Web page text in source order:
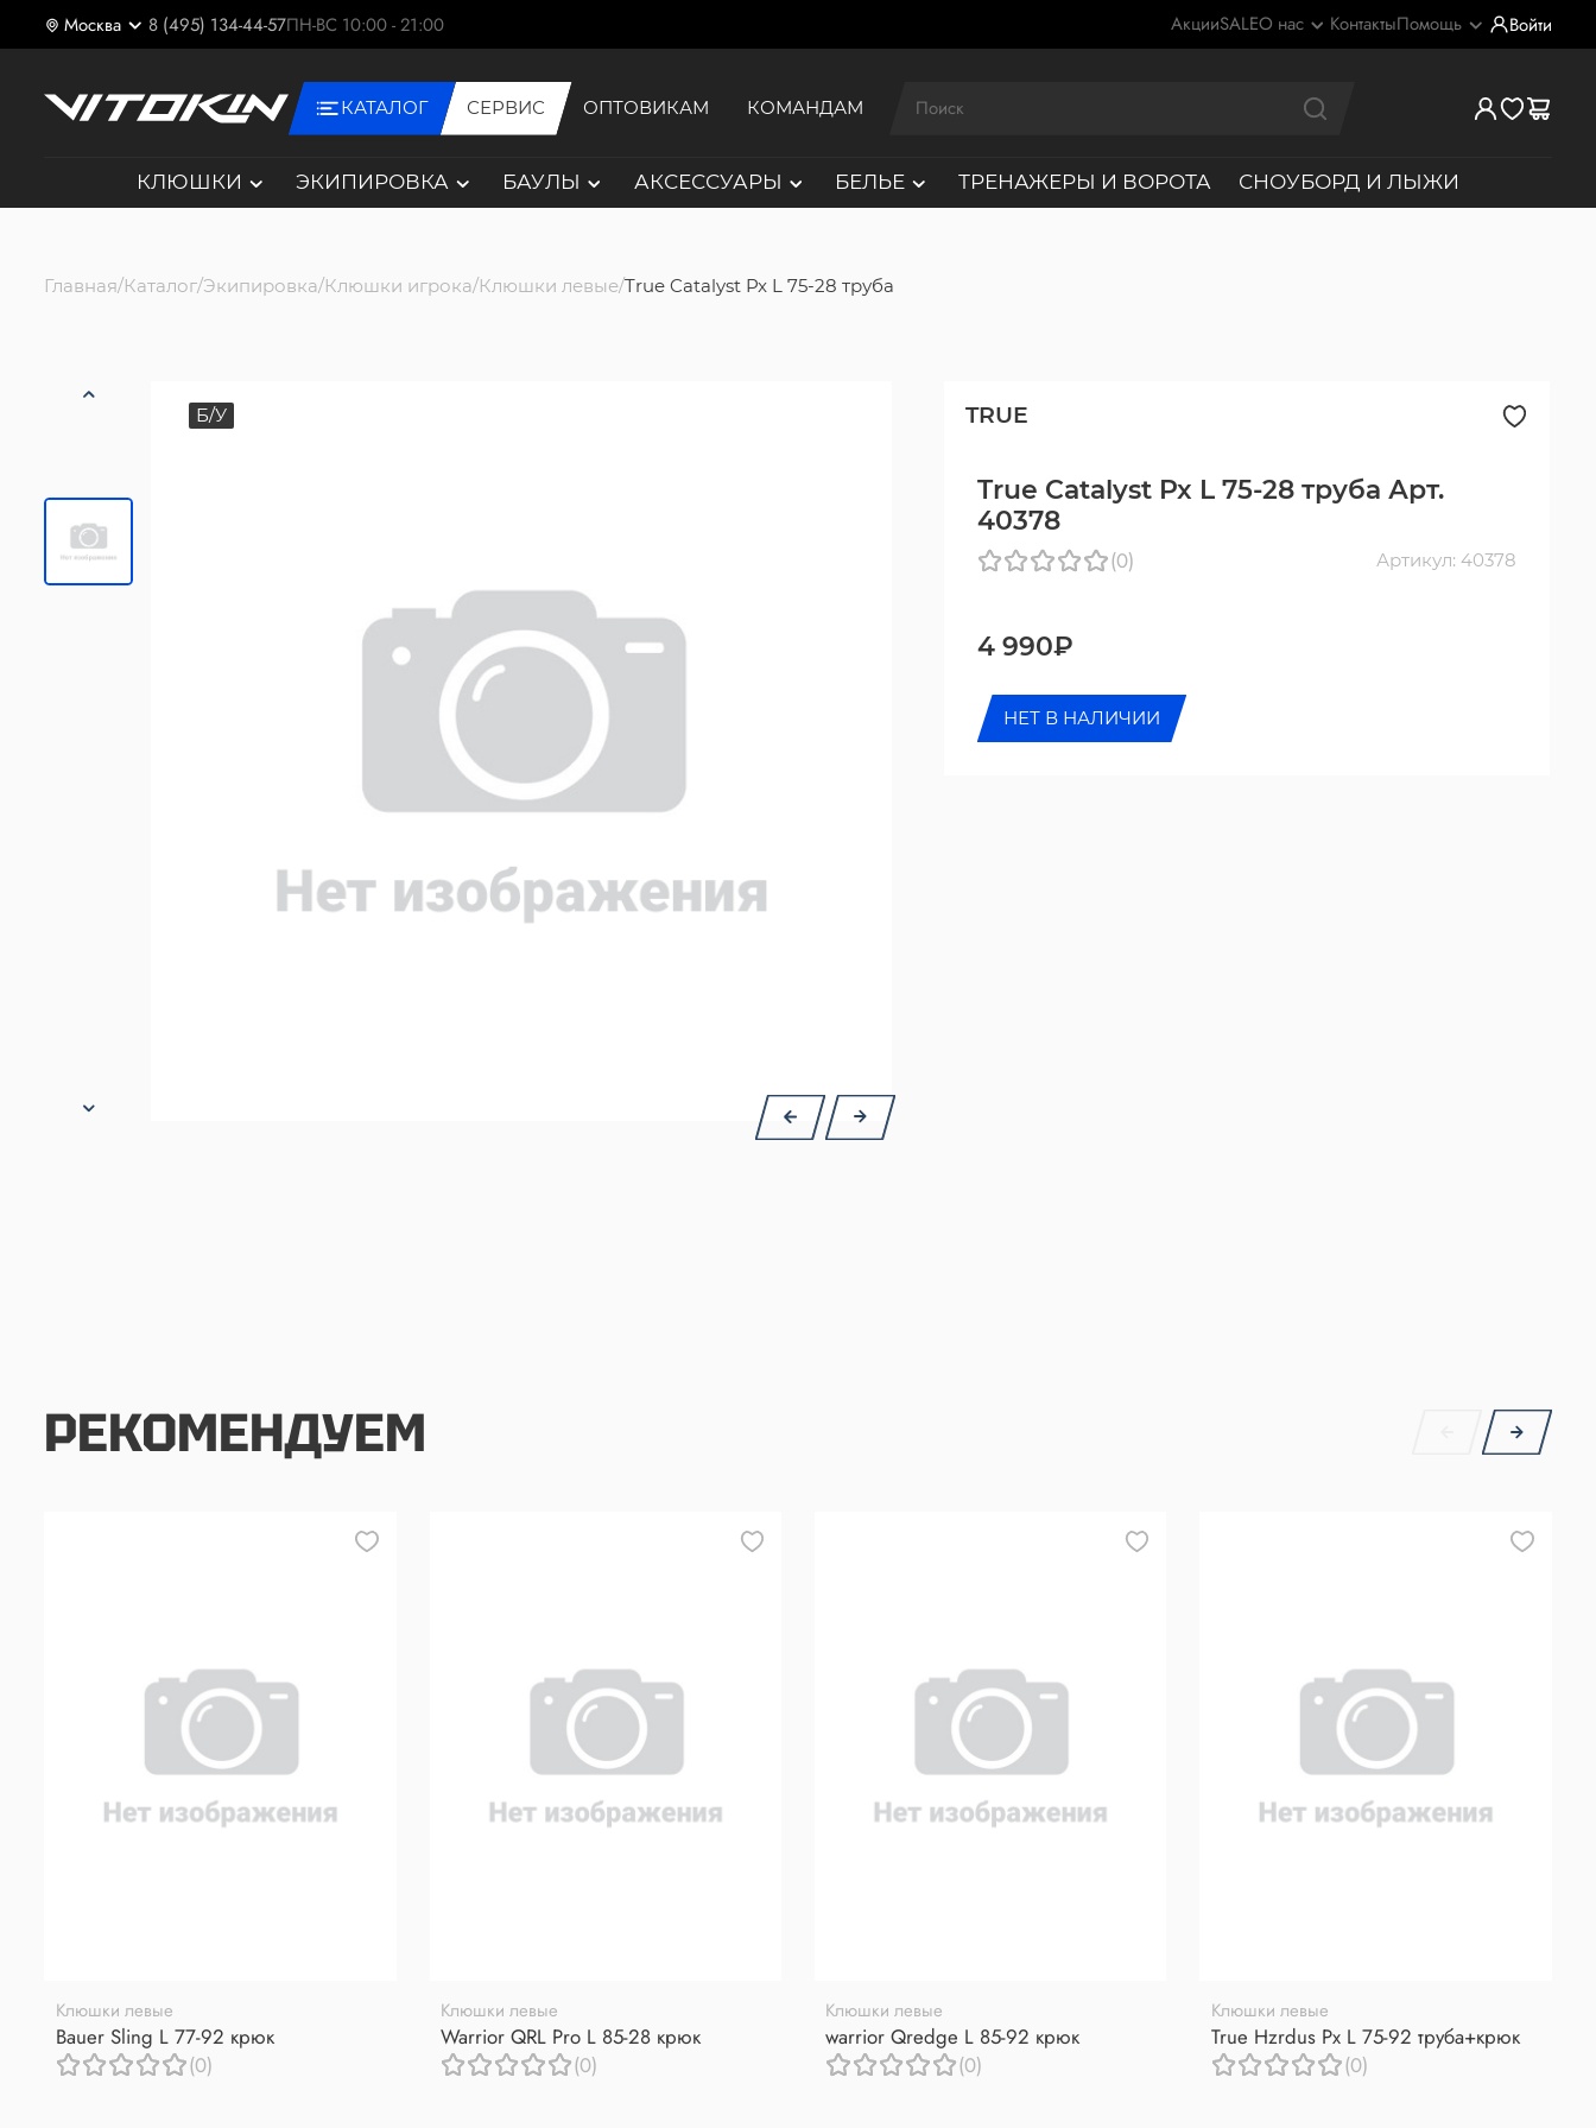
Москва 8 (495) 134-44-57ПН-ВС 10:00 - 21:00 АкцииSALEО нас КонтактыПомощь Войти
КАТАЛОГ СЕРВИС ОПТОВИКАМ КОМАНДАМ
КЛЮШКИ ЭКИПИРОВКА БАУЛЫ АКСЕССУАРЫ БЕЛЬЕ ТРЕНАЖЕРЫ И ВОРОТА СНОУБОРД И ЛЫЖИ
Главная Каталог Экипировка Клюшки игрока Клюшки левые True Catalyst Px L 75-28 труба
Б/У TRUE
True Catalyst Px L 75-28 труба Арт.
40378
(0) Артикул: 40378
4 990₽
НЕТ В НАЛИЧИИ
РЕКОМЕНДУЕМ
Клюшки левые
Bauer Sling L 77-92 крюк
(0)
Клюшки левые
Warrior QRL Pro L 85-28 крюк
(0)
Клюшки левые
warrior Qredge L 85-92 крюк
(0)
Клюшки левые
True Hzrdus Px L 75-92 труба+крюк
(0)